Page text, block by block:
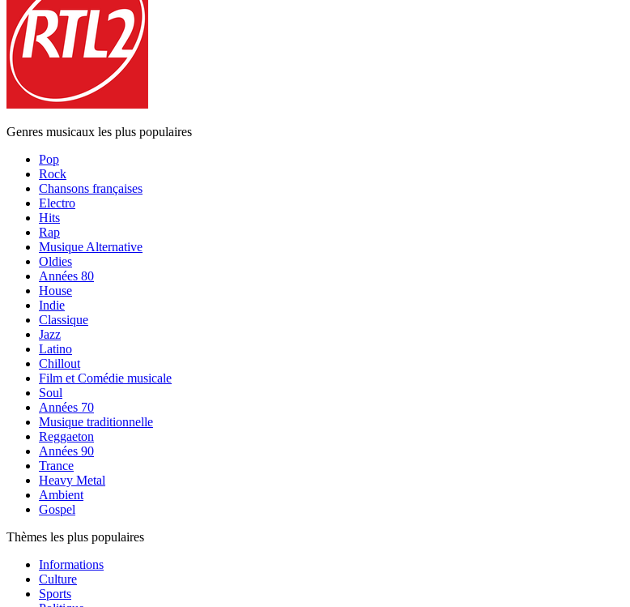
Genres musicaux les plus populaires
Pop
Rock
Chansons françaises
Electro
Hits
Rap
Musique Alternative
Oldies
Années 80
House
Indie
Classique
Jazz
Latino
Chillout
Film et Comédie musicale
Soul
Années 70
Musique traditionnelle
Reggaeton
Années 90
Trance
Heavy Metal
Ambient
Gospel
Thèmes les plus populaires
Informations
Culture
Sports